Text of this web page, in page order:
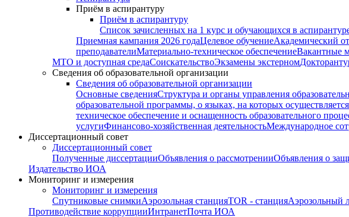
Приём в аспирантуру
Приём в аспирантуру
Список зачисленных на 1 курс и обучающихся в
Приемная кампания 2026 годаЦелевое обучениеАкадемический
преподавателиМатериально-техническое обеспечениеВакантные
МТО и доступная средаСоискательствоЭкзамены экстерном
Сведения об образовательной организации
Сведения об образовательной организации
Основные сведенияСтруктура и органы управления
образовательной программы, о языках, на которых
техническое обеспечение и оснащенность образовательного
услугиФинансово-хозяйственная деятельностьМеждународное
Диссертационный совет
Диссертационный совет
Полученные диссертацииОбъявления о рассмотренииОбъявления о
Издательство ИОА
Мониторинг и измерения
Мониторинг и измерения
Спутниковые снимкиАэрозольная станцияTOR - станцияАэрозольный
Противодействие коррупцииИнтранетПочта ИОА